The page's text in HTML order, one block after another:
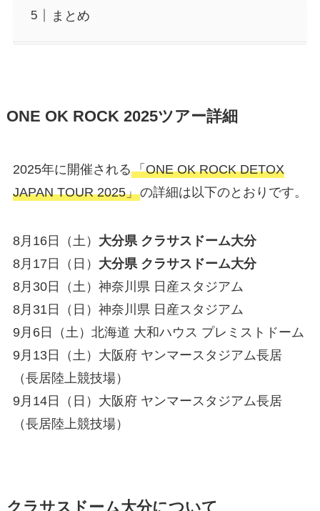
まとめ
ONE OK ROCK 2025ツアー詳細
2025年に開催される「ONE OK ROCK DETOX
JAPAN TOUR 2025」の詳細は以下のとおりです。
8月16日（土） 大分県 クラサスドーム大分
8月17日（日） 大分県 クラサスドーム大分
8月30日（土）神奈川県 日産スタジアム
8月31日（日）神奈川県 日産スタジアム
9月6日（土）北海道 大和ハウス プレミストドーム
9月13日（土）大阪府 ヤンマースタジアム長居
（長居陸上競技場）
9月14日（日）大阪府 ヤンマースタジアム長居
（長居陸上競技場）